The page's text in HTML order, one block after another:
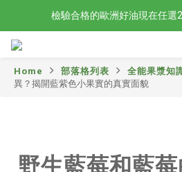
檢驗合格的歐洲好油現在任選
檢驗合格的歐洲好油現在任選
現在官網滿額贈日本有機柚子和
新會員限定📣現在加入官網會員
Home 部落格列表 全能果漿知
異？揭開藍紫色小果實的真實面貌
野生藍莓和藍